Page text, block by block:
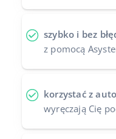
szybko i bez
z pomocą
korzystać z
wyręczają Cię